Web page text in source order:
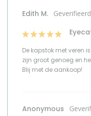
Edith M.
De kapstok met veren
zijn groot genoeg en
Blij met de aankoop!
Anonymous